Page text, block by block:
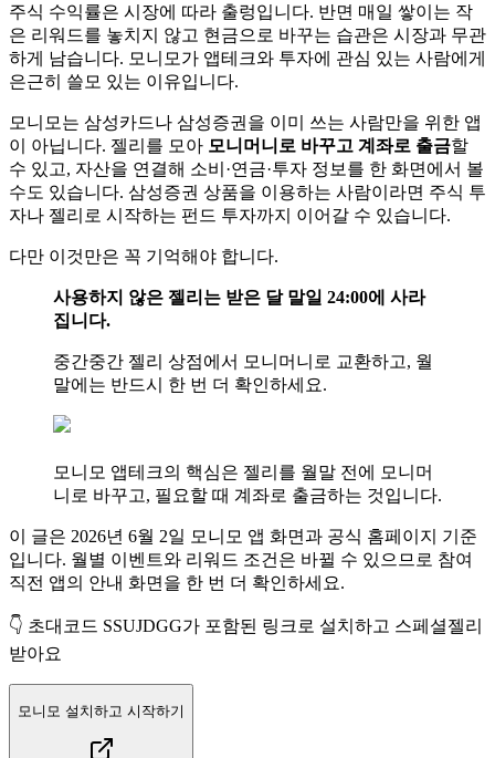
주식 수익률은 시장에 따라 출렁입니다. 반면 매일 쌓이는 작
은 리워드를 놓치지 않고 현금으로 바꾸는 습관은 시장과 무관
하게 남습니다. 모니모가 앱테크와 투자에 관심 있는 사람에게
은근히 쓸모 있는 이유입니다.
모니모는 삼성카드나 삼성증권을 이미 쓰는 사람만을 위한 앱
이 아닙니다. 젤리를 모아 모니머니로 바꾸고 계좌로 출금할
수 있고, 자산을 연결해 소비·연금·투자 정보를 한 화면에서 볼
수도 있습니다. 삼성증권 상품을 이용하는 사람이라면 주식 투
자나 젤리로 시작하는 펀드 투자까지 이어갈 수 있습니다.
다만 이것만은 꼭 기억해야 합니다.
사용하지 않은 젤리는 받은 달 말일 24:00에 사라
집니다.
중간중간 젤리 상점에서 모니머니로 교환하고, 월
말에는 반드시 한 번 더 확인하세요.
모니모 앱테크의 핵심은 젤리를 월말 전에 모니머
니로 바꾸고, 필요할 때 계좌로 출금하는 것입니다.
이 글은 2026년 6월 2일 모니모 앱 화면과 공식 홈페이지 기준
입니다. 월별 이벤트와 리워드 조건은 바뀔 수 있으므로 참여
직전 앱의 안내 화면을 한 번 더 확인하세요.
👇 초대코드 SSUJDGG가 포함된 링크로 설치하고 스페셜젤리
받아요
모니모 설치하고 시작하기